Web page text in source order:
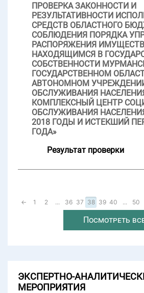
ПРОВЕРКА ЗАКОННОСТИ И
РЕЗУЛЬТАТИВНОСТИ
СРЕДСТВ ОБЛАСТНОГО
СОБЛЮДЕНИЯ ПОРЯДКА
РАСПОРЯЖЕНИЯ
НАХОДЯЩИМСЯ В
СОБСТВЕННОСТИ
ГОСУДАРСТВЕННОМ
АВТОНОМНОМ
ОБСЛУЖИВАНИЯ
КОМПЛЕКСНЫЙ ЦЕНТР
ОБСЛУЖИВАНИЯ
2018 ГОДЫ И ИСТЕКШИЙ
ГОДА»
Результат проверки
← 1 2 ... 36 37 38 39 40 ... 50
Посмотреть
ЭКСПЕРТНО-
МЕРОПРИЯТИЯ